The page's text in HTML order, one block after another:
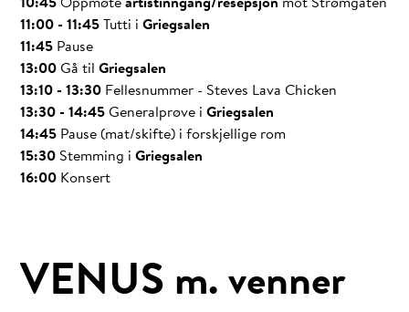
11:00 - 11:45Tutti iGriegsalen
11:45 Pause
13:00Gå tilGriegsalen
13:10 - 13:30 Fellesnummer - Steves Lava Chicken
13:30 - 14:45Generalprøve iGriegsalen
14:45 Pause (mat/skifte) i forskjellige rom
15:30 Stemming iGriegsalen
16:00 Konsert
VENUS m. venner